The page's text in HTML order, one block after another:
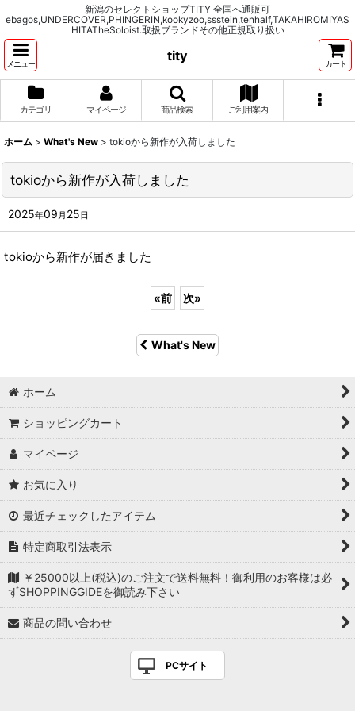
新潟のセレクトショップTITY 全国へ通販可
ebagos,UNDERCOVER,PHINGERIN,kookyzoo,ssstein,tenhalf,TAKAHIROMIYAS
HITATheSoloist.取扱ブランドその他正規取り扱い
メニュー
tity
カート
カテゴリ マイページ 商品検索 ご利用案内
ホーム > What's New > tokioから新作が入荷しました
tokioから新作が入荷しました
2025年09 月 25日
tokioから新作が届きました
«前 次»
What's New
ホーム
ショッピングカート
マイページ
お気に入り
最近チェックしたアイテム
特定商取引法表示
￥25000以上(税込)のご注文で送料無料！御利用のお客様は必
ずSHOPPINGGIDEを御読み下さい
商品の問い合わせ
PCサイト